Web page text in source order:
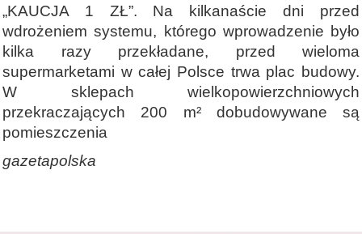
„KAUCJA 1 ZŁ”. Na kilkanaście dni przed
wdrożeniem systemu, którego wprowadzenie było
kilka razy przekładane, przed wieloma
supermarketami w całej Polsce trwa plac budowy.
W sklepach wielkopowierzchniowych
przekraczających 200 m² dobudowywane są
pomieszczenia
gazetapolska